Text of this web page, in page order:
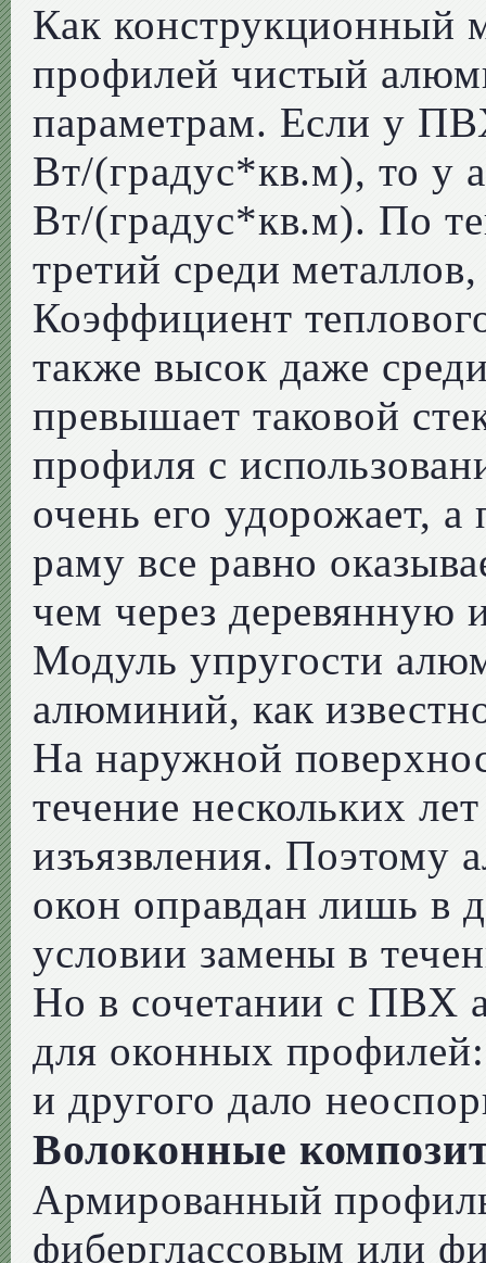
Как конструкционный
профилей чистый
параметрам. Если у
Вт/(градус*кв.м), то у
Вт/(градус*кв.м). По
третий среди
Коэффициент
также высок даже
превышает таковой
профиля с
очень его удорожает, а
раму все равно
чем через
Модуль упругости
алюминий, как
На наружной
течение нескольких
изъязвления. Поэтому
окон оправдан лишь в
условии замены в
Но в сочетании с ПВХ
для оконных профилей:
и другого дало
Волоконные
Армированный
фиберглассовым или